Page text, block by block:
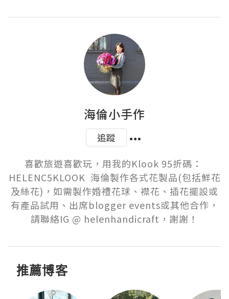
海倫小手作
追蹤
喜歡旅遊喜歡玩，用我的Klook 95折碼：
HELENC5KLOOK  海倫製作各式花製品(包括鮮花
及絲花)，如需製作婚禮花球、襟花、插花擺設或
有產品試用、出席blogger events或其他合作，
請聯絡IG @ helenhandicraft，謝謝！
推薦博客